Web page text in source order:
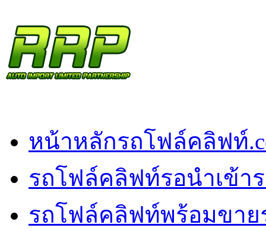
หน้าหลักรถโฟล์คลิฟท์
รถโฟล์คลิฟท์รอนำเข้า
รถโฟล์คลิฟท์พร้อมขาย